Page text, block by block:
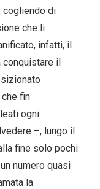
cogliendo di
che li
infatti, il
conquistare il
fin
ogni
–, lungo il
fine solo pochi
numero quasi
la